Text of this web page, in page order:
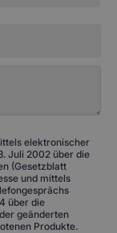
elektronischer
Juli 2002 über die
(Gesetzblatt
und mittels
über die
geänderten
Produkte.